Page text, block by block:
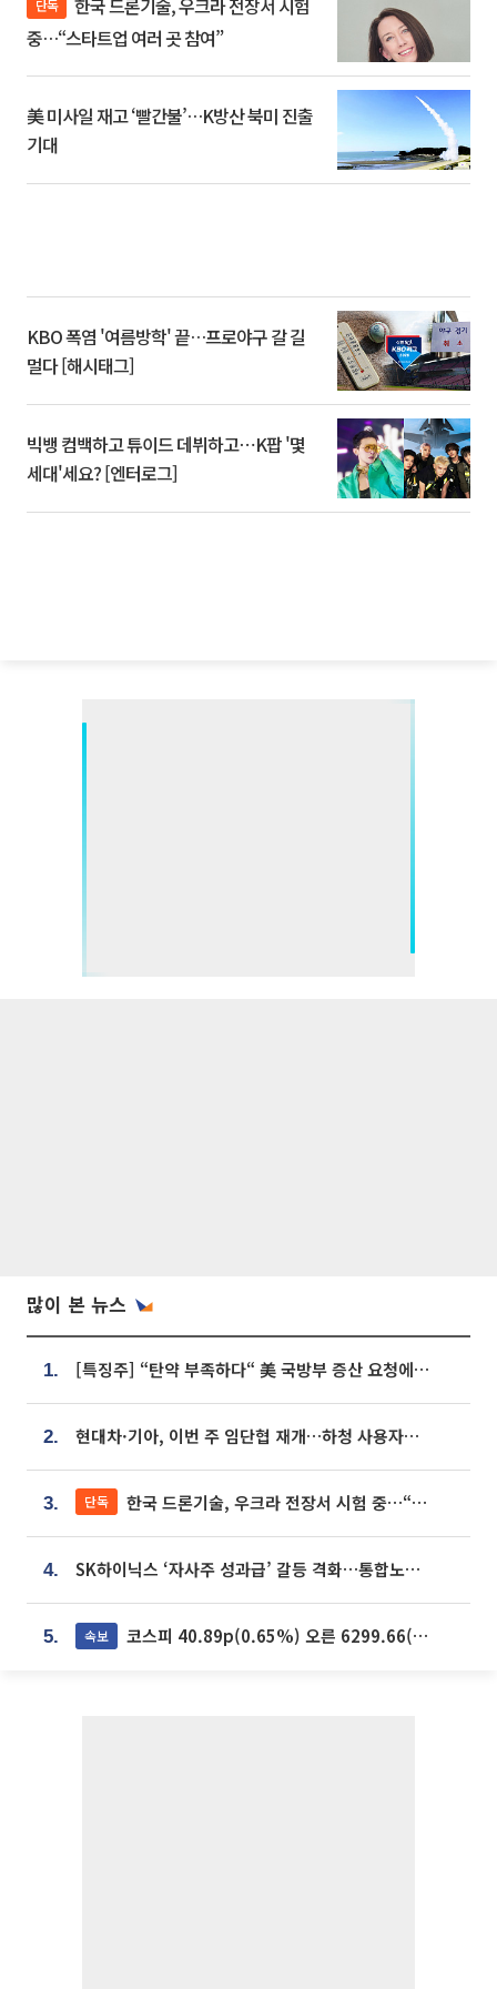
단독
중…“스타트업 여러 곳 참여”
美 미사일 재고 ‘빨간불’…K방산 북미 진출
기대
KBO 폭염 '여름방학' 끝…프로야구 갈 길
멀다 [해시태그]
빅뱅 컴백하고 튜이드 데뷔하고⋯K팝 '몇
세대'세요? [엔터로그]
많이 본 뉴스
1. [특징주] “탄약 부족하다“ 美 국방부 증산 요청에⋯국내 방산주 급등세
2. 현대차·기아, 이번 주 임단협 재개…하청 사용자성 재심도 ‘변수’
3. 단독 한국 드론기술, 우크라 전장서 시험 중…“스타트업 여러 곳 참여”
4. SK하이닉스 ‘자사주 성과급’ 갈등 격화…통합노조 출범 움직임
5. 속보 코스피 40.89p(0.65%) 오른 6299.66(마감)